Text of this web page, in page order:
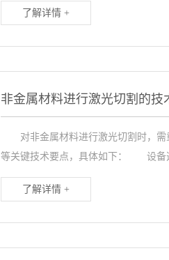
了解详情 +
非金属材料进行激光切割的技
对非金属材料进行激光切割时，需
等关键技术要点，具体如下： 设
了解详情 +